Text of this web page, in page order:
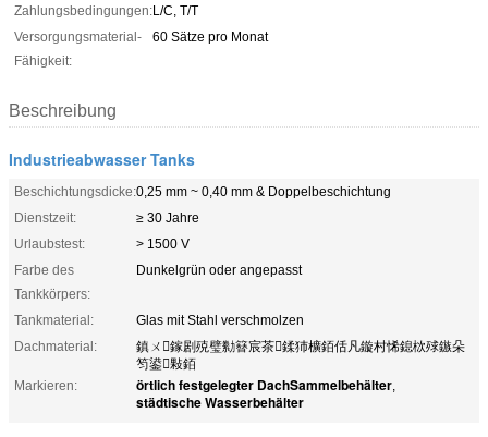
Zahlungsbedingungen:L/C, T/T
Versorgungsmaterial-
Fähigkeit:
60 Sätze pro Monat
Beschreibung
Industrieabwasser Tanks
Beschichtungsdicke:0,25 mm ~ 0,40 mm & Doppelbeschichtung
Dienstzeit:
≥ 30 Jahre
Urlaubstest:
> 1500 V
Farbe des
Tankkörpers:
Dunkelgrün oder angepasst
Tankmaterial:
Glas mit Stahl verschmolzen
Dachmaterial:
鎮ㄨ鎵剧殑璧勬簮宸茶鍒犻櫎銆佸凡鏇村悕鎴栨殏鏃朵
笉鍙敤銆
Markieren:
örtlich festgelegter DachSammelbehälter,
städtische Wasserbehälter